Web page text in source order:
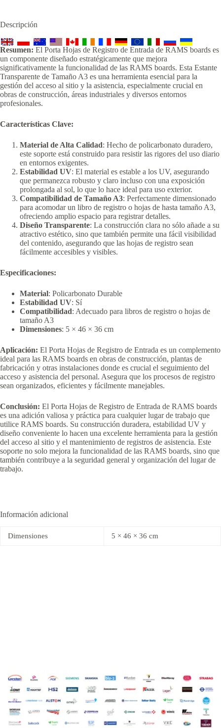
Descripción
Resumen: El Porta Hojas de Registro de Entrada de RAMS boards es
un componente diseñado estratégicamente que mejora
significativamente la funcionalidad de las RAMS boards. Esta Estante
Transparente de Tamaño A3 es una herramienta esencial para la
gestión del acceso al sitio y la asistencia, especialmente crucial en
obras de construcción, áreas industriales y diversos entornos
profesionales.
Características Clave:
Material de Alta Calidad: Hecho de policarbonato duradero,
este soporte está construido para resistir las rigores del uso diario
en entornos exigentes.
Estabilidad UV: El material es estable a los UV, asegurando
que permanezca robusto y claro incluso con una exposición
prolongada al sol, lo que lo hace ideal para uso exterior.
Compatibilidad de Tamaño A3: Perfectamente dimensionado
para acomodar un libro de registro o hojas de hasta tamaño A3,
ofreciendo amplio espacio para registrar detalles.
Diseño Transparente: La construcción clara no sólo añade a su
atractivo estético, sino que también permite una fácil visibilidad
del contenido, asegurando que las hojas de registro sean
fácilmente accesibles y visibles.
Especificaciones:
Material: Policarbonato Durable
Estabilidad UV: Sí
Compatibilidad: Adecuado para libros de registro o hojas de
tamaño A3
Dimensiones: 5 × 46 × 36 cm
Aplicación: El Porta Hojas de Registro de Entrada es un complemento
ideal para las RAMS boards en obras de construcción, plantas de
fabricación y otras instalaciones donde es crucial el seguimiento del
acceso y asistencia del personal. Asegura que los procesos de registro
sean organizados, eficientes y fácilmente manejables.
Conclusión: El Porta Hojas de Registro de Entrada de RAMS boards
es una adición valiosa y práctica para cualquier lugar de trabajo que
utilice RAMS boards. Su construcción duradera, estabilidad UV y
diseño conveniente lo hacen una excelente herramienta para la gestión
del acceso al sitio y el mantenimiento de registros de asistencia. Este
soporte no solo mejora la funcionalidad de las RAMS boards, sino que
también contribuye a la seguridad general y organización del lugar de
trabajo.
Información adicional
Dimensiones 5 × 46 × 36 cm